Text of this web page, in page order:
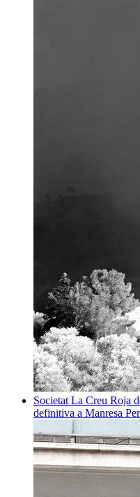
Societat La Creu Roja
definitiva a Manresa